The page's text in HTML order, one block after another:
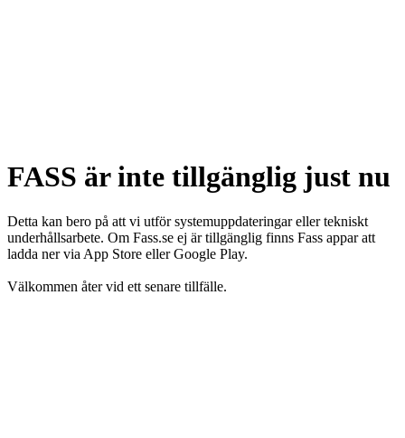
FASS är inte tillgänglig just nu
Detta kan bero på att vi utför systemuppdateringar eller tekniskt
underhållsarbete. Om Fass.se ej är tillgänglig finns Fass appar att
ladda ner via App Store eller Google Play.
Välkommen åter vid ett senare tillfälle.